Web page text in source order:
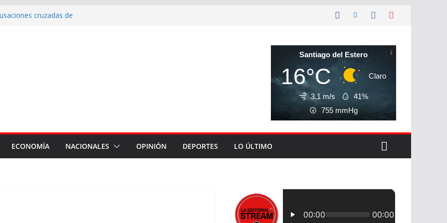
cruzadas de
Vinalar, Juan XXIII y
pluviales
en Fernández
del Hospital Zonal de
Santiago del Estero
16°C Claro
3.1 m/s
41%
755 mmHg
ECONOMÍA NACIONALES OPINIÓN DEPORTES LO ÚLTIMO